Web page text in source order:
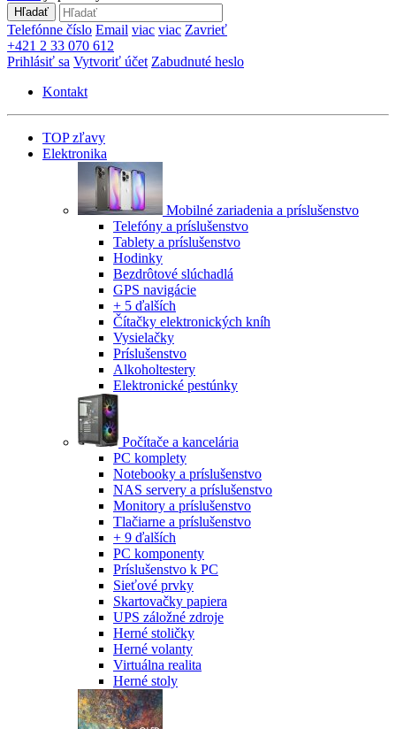
Hľadať
Telefónne číslo Email viac viac Zavrieť
+421 2 33 070 612
Prihlásiť sa Vytvoriť účet Zabudnuté heslo
Kontakt
TOP zľavy
Elektronika
Mobilné zariadenia a príslušenstvo
Telefóny a príslušenstvo
Tablety a príslušenstvo
Hodinky
Bezdrôtové slúchadlá
GPS navigácie
+ 5 ďalších
Čítačky elektronických kníh
Vysielačky
Príslušenstvo
Alkoholtestery
Elektronické pestúnky
Počítače a kancelária
PC komplety
Notebooky a príslušenstvo
NAS servery a príslušenstvo
Monitory a príslušenstvo
Tlačiarne a príslušenstvo
+ 9 ďalších
PC komponenty
Príslušenstvo k PC
Sieťové prvky
Skartovačky papiera
UPS záložné zdroje
Herné stoličky
Herné volanty
Virtuálna realita
Herné stoly